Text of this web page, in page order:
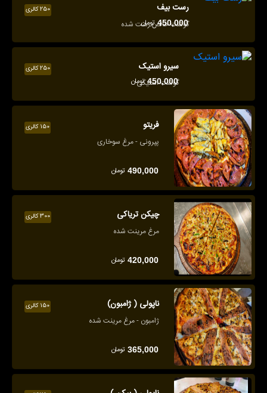
250 کالری رست بیف
گوشت خالص رست شده
450,000 تومان
250 کالری سیرو استیک
گوشت استیکی
450,000 تومان
150 کالری فریتو
پپرونی - مرغ سوخاری
490,000 تومان
300 کالری چیکن تریاکی
مرغ مرینت شده
420,000 تومان
150 کالری ناپولی ( ژامبون)
ژامبون - مرغ مرینت شده
365,000 تومان